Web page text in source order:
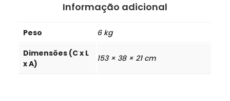
Informação adicional
Peso
6 kg
Dimensões (C x L
x A)
153 × 38 × 21 cm